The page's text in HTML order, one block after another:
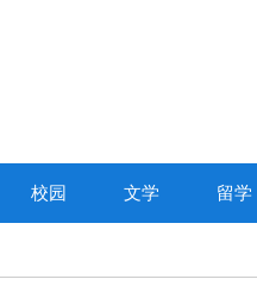
校园 文学 留学